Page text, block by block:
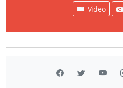
Video